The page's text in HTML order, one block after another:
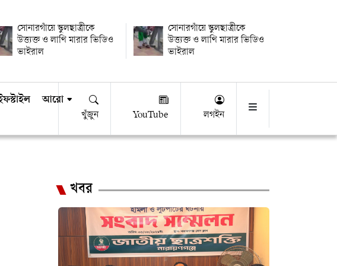
সোনারগাঁয়ে স্কুলছাত্রীকে
উত্ত্যক্ত ও লাথি মারার ভিডিও
ভাইরাল
সোনারগাঁয়ে স্কুলছাত্রীকে
উত্ত্যক্ত ও লাথি মারার ভিডিও
ভাইরাল
আরো
খুঁজুন YouTube লগইন
খবর